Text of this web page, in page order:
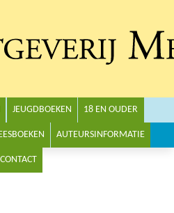
JEUGDBOEKEN 18 EN OUDER
AUTEURSINFORMATIE
CONTACT